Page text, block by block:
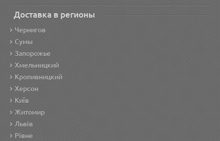
Доставка в регионы
Чернигов
Сумы
Запорожье
Хмельницкий
Кропивницкий
Херсон
Київ
Житомир
Львів
Рівне